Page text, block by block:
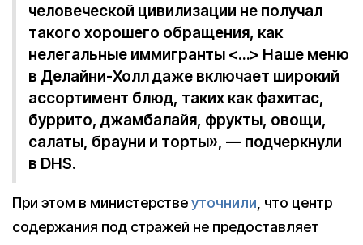
человеческой цивилизации не получал
такого хорошего обращения, как
нелегальные иммигранты <…> Наше меню
в Делайни-Холл даже включает широкий
ассортимент блюд, таких как фахитас,
буррито, джамбалайя, фрукты, овощи,
салаты, брауни и торты», — подчеркнули
в DHS.
При этом в министерствеуточнили, что центр
содержания под стражей не предоставляет